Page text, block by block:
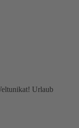
Urlaub